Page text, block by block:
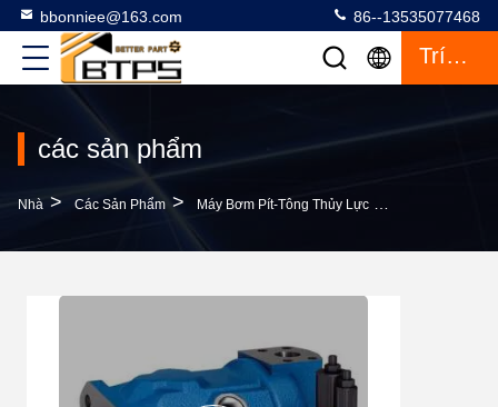
bbonniee@163.com 86--13535077468
Trích Dẫn
các sản phẩm
Nhà > Các Sản Phẩm > Máy Bơm Pít-Tông Thủy Lực >